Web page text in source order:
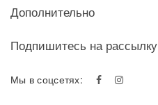
Дополнительно
Подпишитесь на рассылку
Мы в соцсетях: